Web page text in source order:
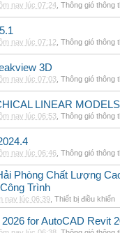
nay lúc 07:24 Thông gió thông
nay lúc 07:12 Thông gió thông
3D
nay lúc 07:03 Thông gió thông
LINEAR
nay lúc 06:53 Thông gió thông
nay lúc 06:46 Thông gió thông
Phòng Chất Lượng
Trình
nay lúc 06:39 Thiết bị điều khiển
for AutoCAD Revit